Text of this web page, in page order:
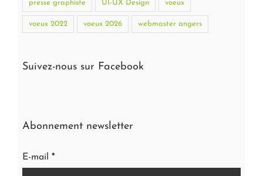
presse graphiste UI-UX Design voeux
voeux 2022 voeux 2026 webmaster angers
Suivez-nous sur Facebook
Abonnement newsletter
E-mail *